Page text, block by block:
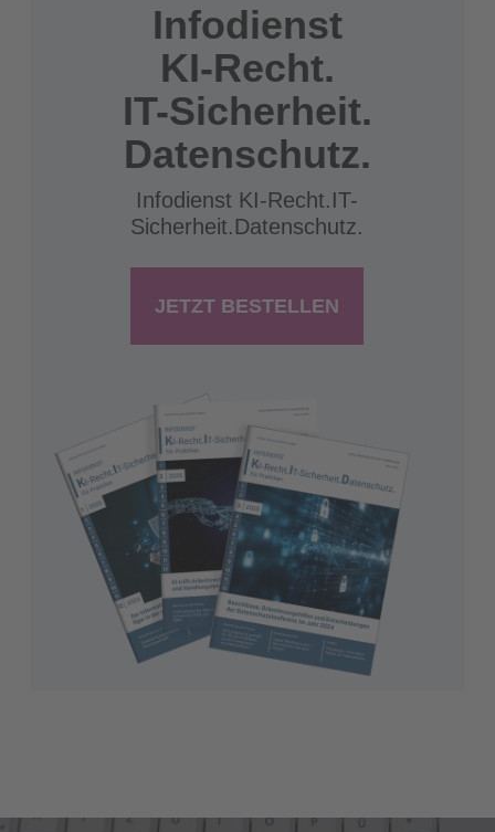
Infodienst
KI-Recht.
IT-Sicherheit.
Datenschutz.
Infodienst KI-Recht.IT-
Sicherheit.Datenschutz.
JETZT BESTELLEN